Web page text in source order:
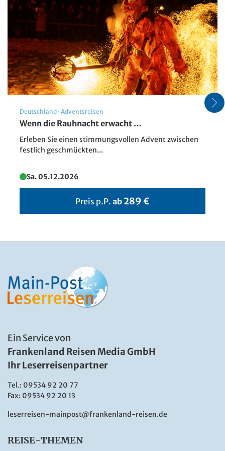
Idylle am Wörthersee
© Sonja Birkelbach - stock.adobe.com
Deutschland · Adventsreisen
Wenn die Rauhnacht erwacht …
Erleben Sie einen stimmungsvollen Advent zwischen
festlich geschmückten...
Sa. 05.12.2026
Preis p.P. ab 289 €
Ein Service von
Frankenland Reisen Media GmbH
Ihr Leserreisenpartner
Tel.: 09534 92 20 77
Fax: 09534 92 20 13
leserreisen-mainpost@frankenland-reisen.de
REISE-THEMEN